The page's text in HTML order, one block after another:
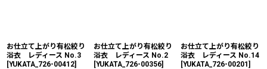
お仕立て上がり有松絞り
浴衣 レディース No.3
[YUKATA_726-00412]
お仕立て上がり有松絞り
浴衣 レディース No.2
[YUKATA_726-00356]
お仕立て上がり有松絞り
浴衣 レディース No.14
[YUKATA_726-00201]